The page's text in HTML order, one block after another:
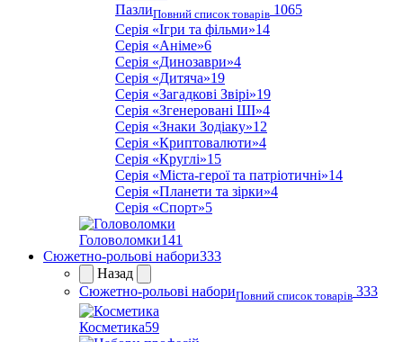
ПазлиПовний список товарів 1065
Серія «Ігри та фільми»14
Серія «Аніме»6
Серія «Динозаври»4
Серія «Дитяча»19
Серія «Загадкові Звірі»19
Серія «Згенеровані ШІ»4
Серія «Знаки Зодіаку»12
Серія «Криптовалюти»4
Серія «Круглі»15
Серія «Міста-герої та патріотичні»14
Серія «Планети та зірки»4
Серія «Спорт»5
Головоломки141
Сюжетно-рольові набори333
Назад
Сюжетно-рольові набориПовний список товарів 333
Косметика59